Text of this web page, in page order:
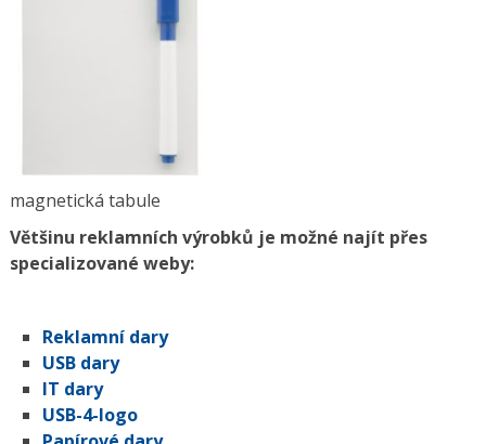
magnetická tabule
Většinu reklamních výrobků je možné najít přes
specializované weby:
Reklamní dary
USB dary
IT dary
USB-4-logo